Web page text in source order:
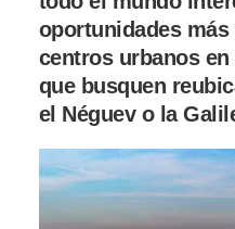
oportunidades
centros urbanos
que busquen
el Néguev o la